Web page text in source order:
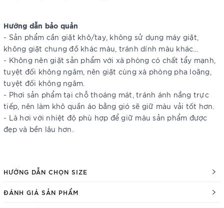
Hướng dẫn bảo quản
- Sản phẩm cần giặt khô/tay, không sử dụng máy giặt,
không giặt chung đồ khác màu, tránh dính màu khác…
- Không nên giặt sản phẩm với xà phòng có chất tẩy mạnh,
tuyệt đối không ngâm, nên giặt cùng xà phòng pha loãng,
tuyệt đối không ngâm.
- Phơi sản phẩm tại chỗ thoáng mát, tránh ánh nắng trực
tiếp, nên làm khô quần áo bằng gió sẽ giữ màu vải tốt hơn.
- Là hơi với nhiệt độ phù hợp để giữ màu sản phẩm được
đẹp và bền lâu hơn.
HƯỚNG DẪN CHỌN SIZE
ĐÁNH GIÁ SẢN PHẨM